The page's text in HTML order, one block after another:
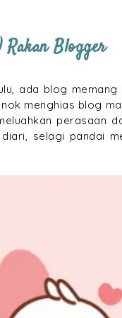
Rakan Blogger
ada blog
menghias blog
perasaan
selagi pandai